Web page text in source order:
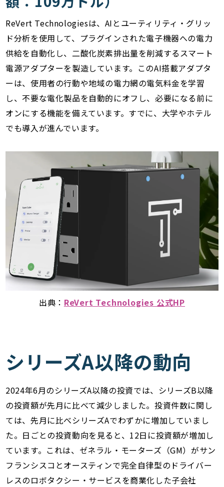
ReVert Technologiesは、AIとユーティリティ・グリッ
ド分析を使用して、プラグインされた電子機器への電力
供給を自動化し、二酸化炭素排出量を削減するスマート
電源アダプターを製造しています。このAI搭載アダプタ
ーは、使用者の行動や地域の電力網の電気料金を学習
し、不要な電化製品を自動的にオフし、必要になる前に
オンにする機能を備えています。すでに、大学やホテル
でも導入が進んでいます。
出典： ReVert Technologies 公式HP
シリーズA以降の動向
2024年6月のシリーズA以降の投資では、シリーズB以降
の投資額が先月に比べて減少しました。投資件数に関し
ては、先月に比べシリーズAでわずかに増加していまし
た。日ごとの投資動向を見ると、12日に投資額が増加し
ています。これは、ゼネラル・モーターズ（GM）がサン
フランシスコとオースティンで完全自律型のドライバー
レスのロボタクシー・サービスを商業化した子会社